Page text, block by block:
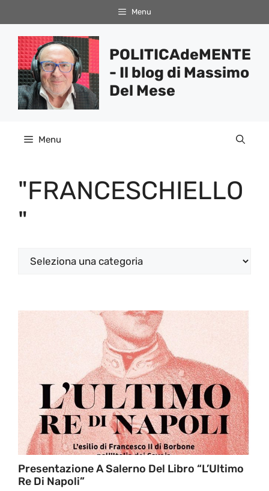
al
contenuto
Menu
POLITICAdeMENTE
- Il blog di Massimo
Del Mese
Menu
"FRANCESCHIELLO
"
Categorie
Presentazione A Salerno Del Libro “L’Ultimo
Re Di Napoli”